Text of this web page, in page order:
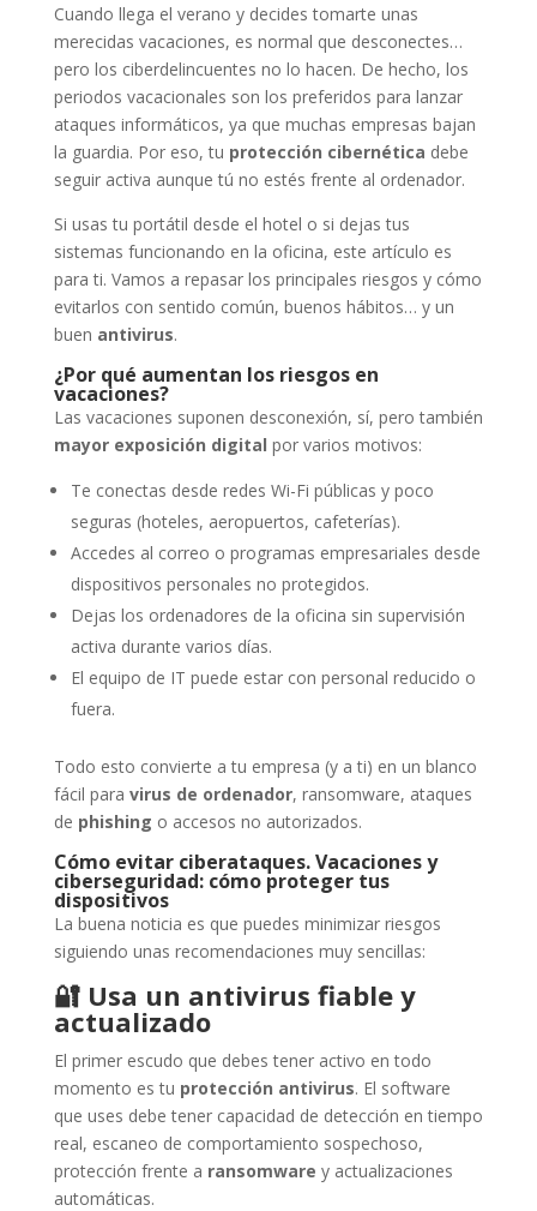
Cuando llega el verano y decides tomarte unas
merecidas vacaciones, es normal que desconectes…
pero los ciberdelincuentes no lo hacen. De hecho, los
periodos vacacionales son los preferidos para lanzar
ataques informáticos, ya que muchas empresas bajan
la guardia. Por eso, tu protección cibernética debe
seguir activa aunque tú no estés frente al ordenador.
Si usas tu portátil desde el hotel o si dejas tus
sistemas funcionando en la oficina, este artículo es
para ti. Vamos a repasar los principales riesgos y cómo
evitarlos con sentido común, buenos hábitos… y un
buen antivirus.
¿Por qué aumentan los riesgos en
vacaciones?
Las vacaciones suponen desconexión, sí, pero también
mayor exposición digital por varios motivos:
Te conectas desde redes Wi-Fi públicas y poco
seguras (hoteles, aeropuertos, cafeterías).
Accedes al correo o programas empresariales desde
dispositivos personales no protegidos.
Dejas los ordenadores de la oficina sin supervisión
activa durante varios días.
El equipo de IT puede estar con personal reducido o
fuera.
Todo esto convierte a tu empresa (y a ti) en un blanco
fácil para virus de ordenador, ransomware, ataques
de phishing o accesos no autorizados.
Cómo evitar ciberataques. Vacaciones y
ciberseguridad: cómo proteger tus
dispositivos
La buena noticia es que puedes minimizar riesgos
siguiendo unas recomendaciones muy sencillas:
🔐Usa un antivirus fiable y
actualizado
El primer escudo que debes tener activo en todo
momento es tu protección antivirus. El software
que uses debe tener capacidad de detección en tiempo
real, escaneo de comportamiento sospechoso,
protección frente a ransomware y actualizaciones
automáticas.